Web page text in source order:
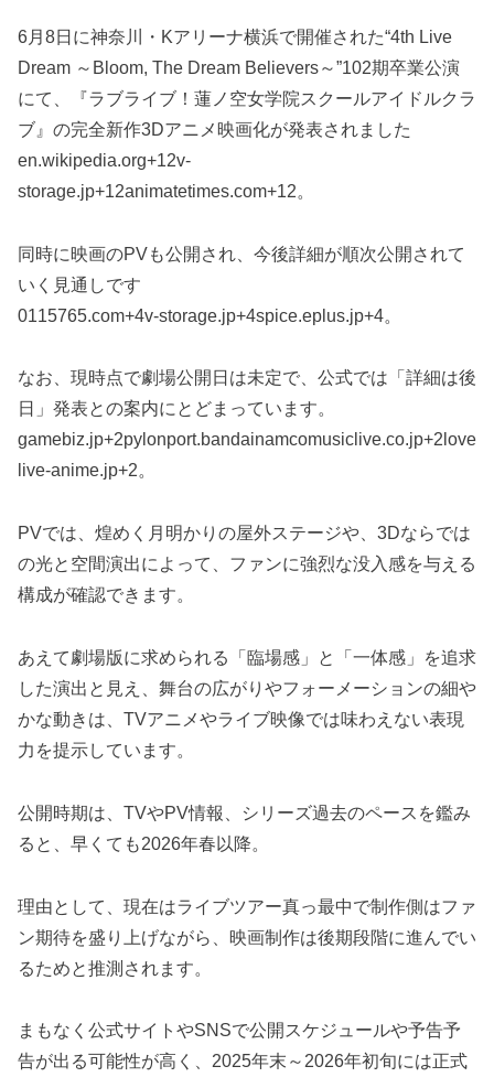
6月8日に神奈川・Kアリーナ横浜で開催された“4th Live
Dream ～Bloom, The Dream Believers～”102期卒業公演
にて、『ラブライブ！蓮ノ空女学院スクールアイドルクラ
ブ』の完全新作3Dアニメ映画化が発表されました
en.wikipedia.org+12v-
storage.jp+12animatetimes.com+12。
同時に映画のPVも公開され、今後詳細が順次公開されて
いく見通しです
0115765.com+4v-storage.jp+4spice.eplus.jp+4。
なお、現時点で劇場公開日は未定で、公式では「詳細は後
日」発表との案内にとどまっています。
gamebiz.jp+2pylonport.bandainamcomusiclive.co.jp+2love
live-anime.jp+2。
PVでは、煌めく月明かりの屋外ステージや、3Dならでは
の光と空間演出によって、ファンに強烈な没入感を与える
構成が確認できます。
あえて劇場版に求められる「臨場感」と「一体感」を追求
した演出と見え、舞台の広がりやフォーメーションの細や
かな動きは、TVアニメやライブ映像では味わえない表現
力を提示しています。
公開時期は、TVやPV情報、シリーズ過去のペースを鑑み
ると、早くても2026年春以降。
理由として、現在はライブツアー真っ最中で制作側はファ
ン期待を盛り上げながら、映画制作は後期段階に進んでい
るためと推測されます。
まもなく公式サイトやSNSで公開スケジュールや予告予
告が出る可能性が高く、2025年末～2026年初旬には正式